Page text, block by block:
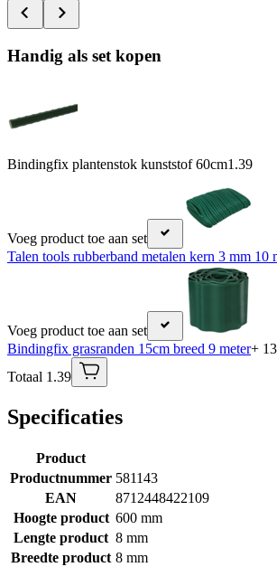
Handig als set kopen
Bindingfix plantenstok kunststof 60cm1.39
Voeg product toe aan set
Talen tools rubberband metalen kern 3 mm 10
Voeg product toe aan set
Bindingfix grasranden 15cm breed 9 meter+
Totaal 1.39
Specificaties
Product
Productnummer 581143
EAN
8712448422109
Hoogte product 600 mm
Lengte product 8 mm
Breedte product 8 mm